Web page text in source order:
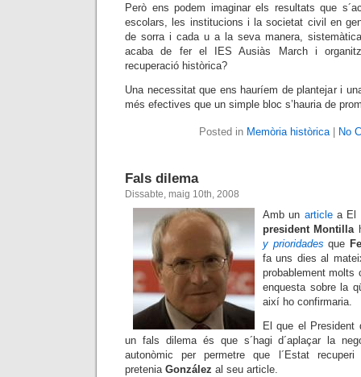
Però ens podem imaginar els resultats que
escolars, les institucions i la societat civil en
de sorra i cada u a la seva manera,
acaba de fer el IES Ausiàs March i
recuperació històrica?
Una necessitat que ens hauríem de plantejar i
més efectives que un simple bloc s’hauria de
Posted in Memòria històrica| No
Fals dilema
Dissabte, maig 10th, 2008
Amb un articlea El
president Montilla
y prioridades que
fa uns dies al
probablement molts
enquesta sobre la
així ho confirmaria.
El que el President
un fals dilema és que s´hagi d´aplaçar la
autonòmic per permetre que l´Estat
pretenia González al seu article.